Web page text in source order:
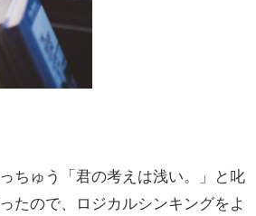
ちゅう「君の考えは浅い。」と叱
たので、ロジカルシンキングをよ